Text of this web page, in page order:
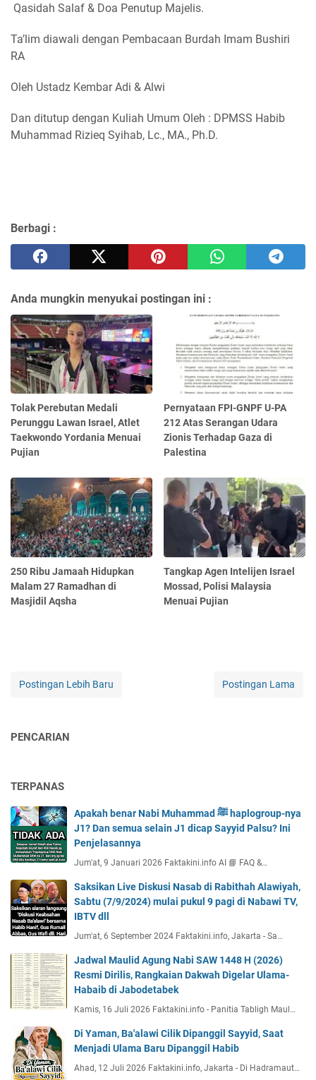
Qasidah Salaf & Doa Penutup Majelis.
Ta’lim diawali dengan Pembacaan Burdah Imam Bushiri
RA
Oleh Ustadz Kembar Adi & Alwi
Dan ditutup dengan Kuliah Umum Oleh : DPMSS Habib
Muhammad Rizieq Syihab, Lc., MA., Ph.D.
Berbagi :
Anda mungkin menyukai postingan ini :
Tolak Perebutan Medali
Perunggu Lawan Israel, Atlet
Taekwondo Yordania Menuai
Pujian
Pernyataan FPI-GNPF U-PA
212 Atas Serangan Udara
Zionis Terhadap Gaza di
Palestina
250 Ribu Jamaah Hidupkan
Malam 27 Ramadhan di
Masjidil Aqsha
Tangkap Agen Intelijen Israel
Mossad, Polisi Malaysia
Menuai Pujian
Postingan Lebih Baru Postingan Lama
PENCARIAN
TERPANAS
Apakah benar Nabi Muhammad ﷺ haplogroup-nya
J1? Dan semua selain J1 dicap Sayyid Palsu? Ini
Penjelasannya
Jum'at, 9 Januari 2026 Faktakini.info AI 📘 FAQ &…
Saksikan Live Diskusi Nasab di Rabithah Alawiyah,
Sabtu (7/9/2024) mulai pukul 9 pagi di Nabawi TV,
IBTV dll
Jum'at, 6 September 2024 Faktakini.info, Jakarta - Sa…
Jadwal Maulid Agung Nabi SAW 1448 H (2026)
Resmi Dirilis, Rangkaian Dakwah Digelar Ulama-
Habaib di Jabodetabek
Kamis, 16 Juli 2026 Faktakini.info - Panitia Tabligh Maul…
Di Yaman, Ba'alawi Cilik Dipanggil Sayyid, Saat
Menjadi Ulama Baru Dipanggil Habib
Ahad, 12 Juli 2026 Faktakini.info, Jakarta - Di Hadramaut…